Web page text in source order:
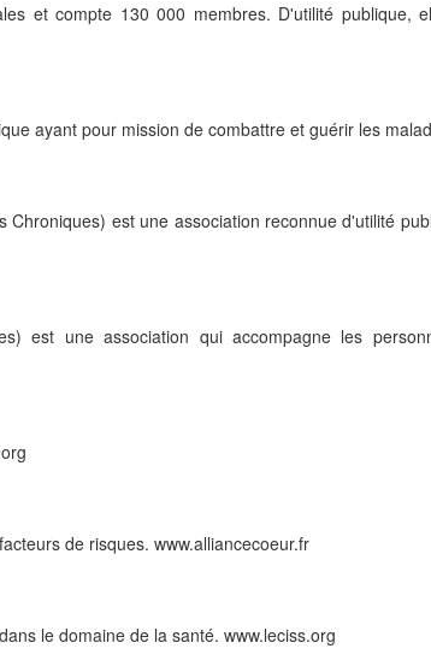
et compte 130 000 membres. D'utilité publique,
ayant pour mission de combattre et guérir les
est une association reconnue d'utilité
est une association qui accompagne les
de risques. www.alliancecoeur.fr
le domaine de la santé. www.leciss.org